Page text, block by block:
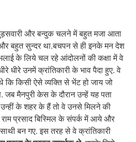
और बन्दुक चलने में बहुत मजा आता
बहुत सुन्दर था.बचपन से ही इनके मन देश
के लिये चल रहे आंदोलनों की कक्षा में वे
धीरे उनमें क्रांतिकारी के भाव पैदा हुए. वे
किसी ऐसे व्यक्ति से भेंट हो जाय जो
जब मैनपुरी केस के दौरान उन्हें यह पता
उन्हीं के शहर के हैं तो वे उनसे मिलने की
प्रसाद बिस्मिल के संपर्क में आये और
बन गए. इस तरह से वे क्रांतिकारी